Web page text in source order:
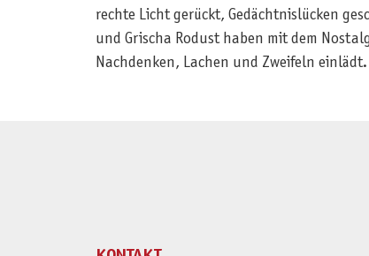
rechte Licht gerückt, Gedächtnislücken
und Grischa Rodust haben mit dem
Nachdenken, Lachen und Zweifeln